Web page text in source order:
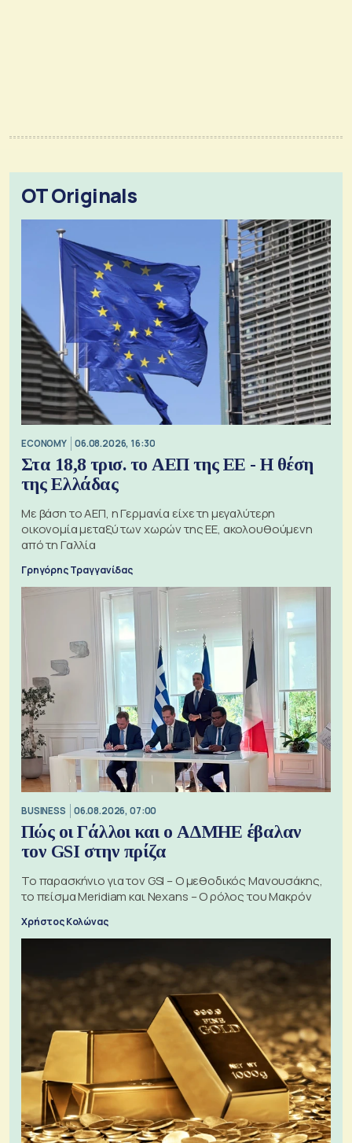
OT Originals
ECONOMY 06.08.2026, 16:30
Στα 18,8 τρισ. το ΑΕΠ της ΕΕ - Η θέση
της Ελλάδας
Με βάση το ΑΕΠ, η Γερμανία είχε τη μεγαλύτερη
οικονομία μεταξύ των χωρών της ΕΕ, ακολουθούμενη
από τη Γαλλία
Γρηγόρης Τραγγανίδας
BUSINESS 06.08.2026, 07:00
Πώς οι Γάλλοι και ο ΑΔΜΗΕ έβαλαν
τον GSI στην πρίζα
Το παρασκήνιο για τον GSI – Ο μεθοδικός Μανουσάκης,
το πείσμα Meridiam και Nexans – Ο ρόλος του Μακρόν
Χρήστος Κολώνας